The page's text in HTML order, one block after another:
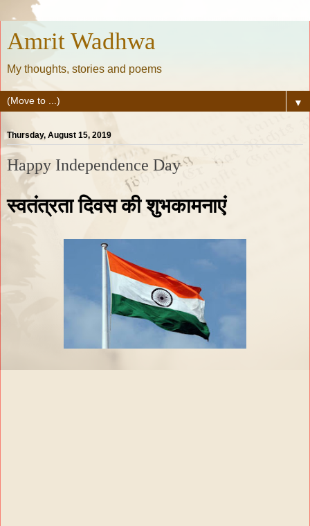
Amrit Wadhwa
My thoughts, stories and poems
▼
Thursday, August 15, 2019
Happy Independence Day
स्वतंत्रता दिवस की शुभकामनाएं